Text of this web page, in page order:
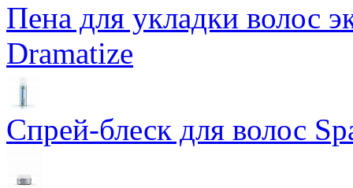
Пена для укладки волос
Dramatize
Спрей-блеск для волос